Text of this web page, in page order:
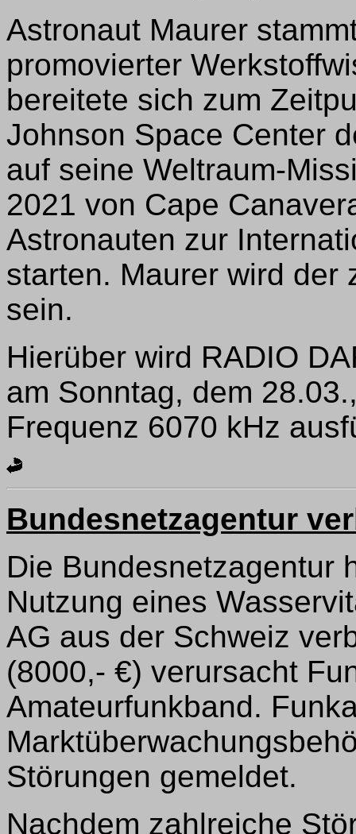
Astronaut Maurer
promovierter
bereitete sich zum
Johnson Space Center
auf seine Weltraum-
2021 von Cape
Astronauten zur
starten. Maurer wird der
sein.
Hierüber wird RADIO
am Sonntag, dem
Frequenz 6070 kHz
Bundesnetzagentur
Die Bundesnetzagentur
Nutzung eines
AG aus der Schweiz
(8000,- €) verursacht
Amateurfunkband.
Störungen gemeldet.
Nachdem zahlreiche